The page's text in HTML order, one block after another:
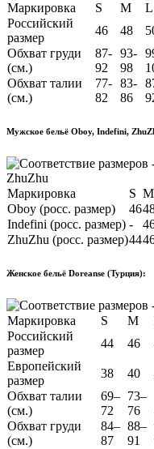
Маркировка S M L
Российский
размер
46 48
Обхват груди
(см.)
87-
92
93-
98
Обхват талии
(см.)
77-
82
83-
86
Мужское бельё Oboy, Indefini,
Маркировка S M
Oboy (росс. размер)
46
Indefini (росс. размер) -
ZhuZhu (росс. размер)44
Женское бельё Doreanse (Турция):
Маркировка S M
Российский
размер
44 46
Европейский
размер
38 40
Обхват талии
(см.)
69–
72
73–
76
Обхват груди
(см.)
84–
87
88–
91